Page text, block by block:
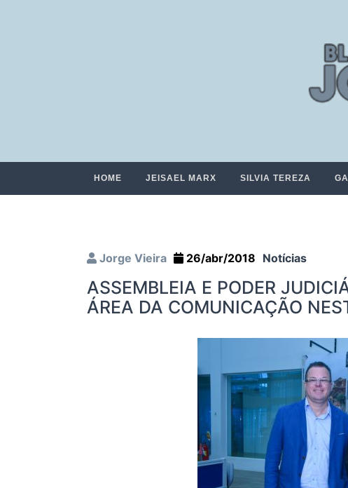
HOME JEISAEL MARX SILVIA TEREZA
Jorge Vieira 26/abr/2018 Notícias
ASSEMBLEIA E PODER
ÁREA DA COMUNICAÇÃO